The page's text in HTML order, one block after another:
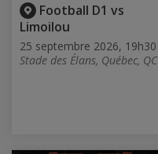
Football D1 vs
Limoilou
25 septembre 2026, 19h30
Stade des Élans, Québec, QC